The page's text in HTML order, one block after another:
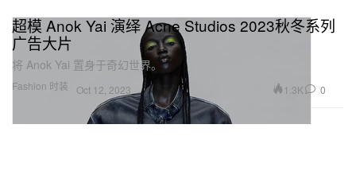
Fashion 时装
超模 Anok Yai 演绎 Acne Studios 2023秋冬系列
广告大片
将 Anok Yai 置身于奇幻世界。
Oct 12, 2023 1.3K 0